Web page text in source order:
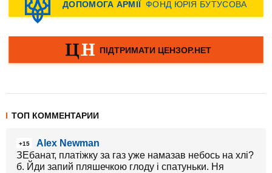
ТОП КОММЕНТАРИИ
+15
Alex Newman
ЗЕбанат, платіжку за газ уже намазав небось на хлі?
б. Йди запий пляшечкою глоду і спатуньки. Ня